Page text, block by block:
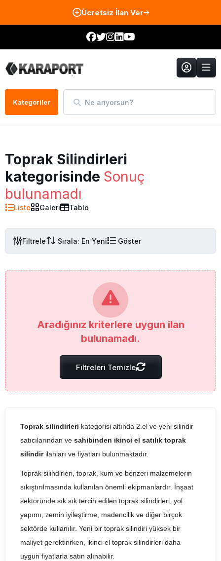
Ücretsiz İlan Ver
Kategoriler Ne arıyorsun?
Toprak Silindirleri
kategorisinde Sonuç
bulunamadı
Liste Galeri Tablo
Filtrele Sırala: En Yeni Göster
Aradığınız kriterlere uygun ilan
bulunamadı.
Filtreleri Temizle
Toprak silindirleri kategorisi altında 2.el ve yeni silindir
satıcılarından ve sahibinden ikinci el satılık toprak
silindirilanları ve fiyatları bulunmaktadır.
Toprak silindirleri, toprak, kum ve benzeri malzemelerin
sıkıştırılmasında kullanılan önemli ekipmanlardır. İnşaat
sektöründe sık sık tercih edilen toprak silindirleri, yol
yapımı, zemin iyileştirme, madencilik ve diğer birçok
sektörde kullanılır. Yeni bir toprak silindiri yüksek bir
maliyet gerektirirken, ikinci el toprak silindirleri daha
uygun fiyatlarla satın alınabilir.